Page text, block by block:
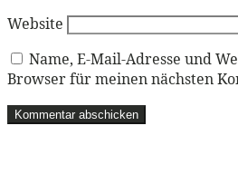
Website
Name, E-Mail-Adresse und
Browser für meinen nächsten